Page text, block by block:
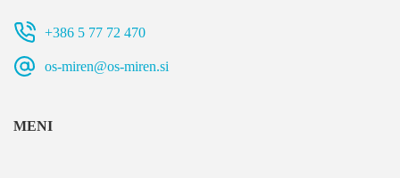
+386 5 77 72 470
os-miren@os-miren.si
MENI